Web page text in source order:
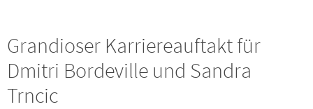
Grandioser Karriereauftakt für
Dmitri Bordeville und Sandra
Trncic